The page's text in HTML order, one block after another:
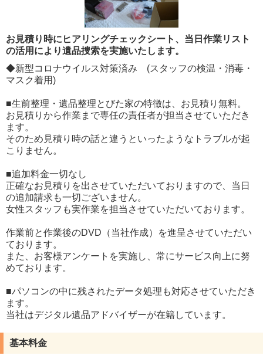
お見積り時にヒアリングチェックシート、当日作業リスト
の活用により遺品捜索を実施いたします。
◆新型コロナウイルス対策済み (スタッフの検温・消毒・
マスク着用)
■生前整理・遺品整理とびた家の特徴は、お見積り無料。
お見積りから作業まで専任の責任者が担当させていただき
ます。
そのため見積り時の話と違うといったようなトラブルが起
こりません。
■追加料金一切なし
正確なお見積りを出させていただいておりますので、当日
の追加請求も一切ございません。
女性スタッフも実作業を担当させていただいております。
作業前と作業後のDVD（当社作成）を進呈させていただい
ております。
また、お客様アンケートを実施し、常にサービス向上に努
めております。
■パソコンの中に残されたデータ処理も対応させていただき
ます。
当社はデジタル遺品アドバイザーが在籍しています。
基本料金